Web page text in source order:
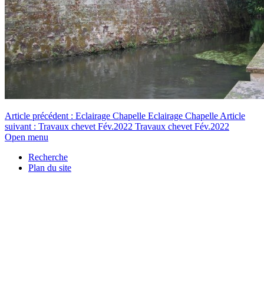
Article précédent : Eclairage Chapelle Eclairage Chapelle Article
suivant : Travaux chevet Fév.2022 Travaux chevet Fév.2022
Open menu
Recherche
Plan du site